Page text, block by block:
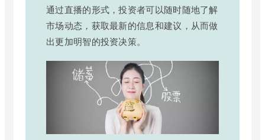
通过直播的形式，投资者可以随时随地了解
市场动态，获取最新的信息和建议，从而做
出更加明智的投资决策。